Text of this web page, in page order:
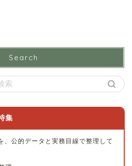
Search
集
、公的データと実務目線で整理して